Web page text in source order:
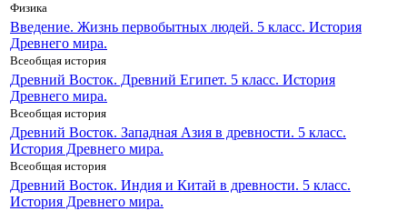
Физика
Введение. Жизнь первобытных людей. 5 класс. История
Древнего мира.
Всеобщая история
Древний Восток. Древний Египет. 5 класс. История
Древнего мира.
Всеобщая история
Древний Восток. Западная Азия в древности. 5 класс.
История Древнего мира.
Всеобщая история
Древний Восток. Индия и Китай в древности. 5 класс.
История Древнего мира.